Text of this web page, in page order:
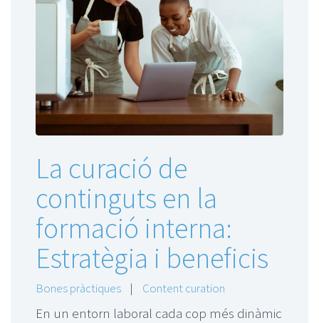
La curació de
continguts en la
formació interna:
Estratègia i beneficis
Bones pràctiques | Content curation
En un entorn laboral cada cop més dinàmic